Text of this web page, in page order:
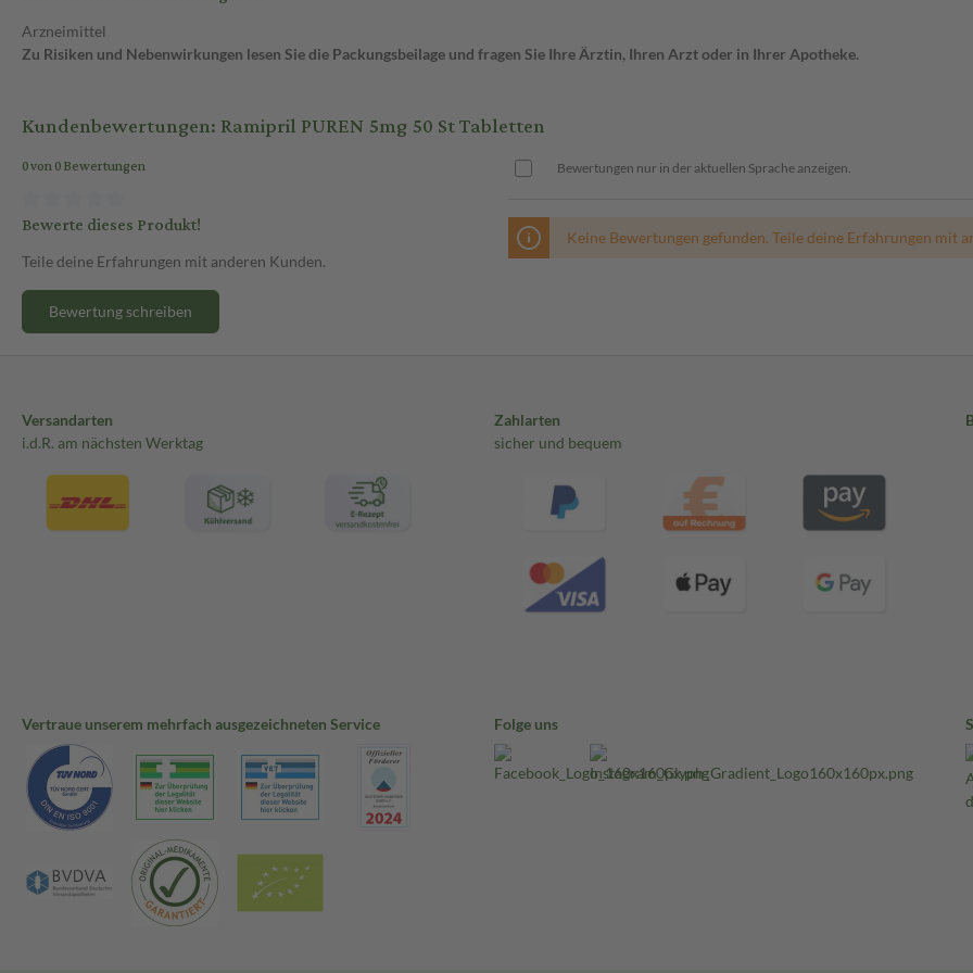
Arzneimittel
Zu Risiken und Nebenwirkungen lesen Sie die Packungsbeilage und fragen Sie Ihre Ärztin, Ihren Arzt oder in Ihrer Apotheke.
Kundenbewertungen: Ramipril PUREN 5mg 50 St Tabletten
0 von 0 Bewertungen
Bewerte dieses Produkt!
Teile deine Erfahrungen mit anderen Kunden.
Bewertung schreiben
Bewertungen nur in der aktuellen Sprache anzeigen.
Keine Bewertungen gefunden. Teile deine Erfahrungen mit
Versandarten
i.d.R. am nächsten Werktag
Zahlarten
sicher und bequem
Vertraue unserem mehrfach ausgezeichneten Service Folge uns